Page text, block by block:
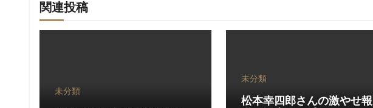
関連投稿
未分類
未分類
松本幸四郎さんの激やせ報